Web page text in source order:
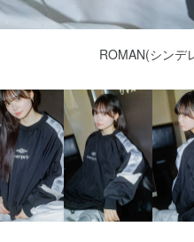
ROMAN(シンデ